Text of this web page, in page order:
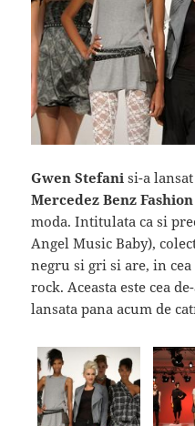
Gwen Stefani si-a
Mercedez Benz
moda. Intitulata ca si
Angel Music Baby),
negru si gri si are, in
rock. Aceasta este cea de-
lansata pana acum de